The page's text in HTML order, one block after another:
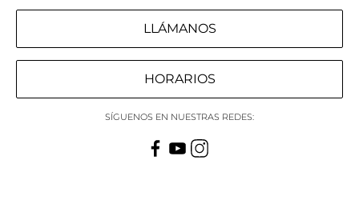
LLÁMANOS
HORARIOS
SÍGUENOS EN NUESTRAS REDES: